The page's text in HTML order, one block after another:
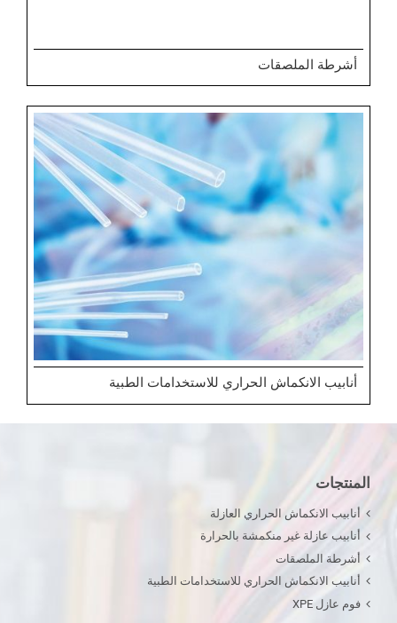
أشرطة الملصقات
أنابيب الانكماش الحراري للاستخدامات الطبية
المنتجات
أنابيب الانكماش الحراري العازلة
أنابيب عازلة غير منكمشة بالحرارة
أشرطة الملصقات
أنابيب الانكماش الحراري للاستخدامات الطبية
فوم عازل XPE